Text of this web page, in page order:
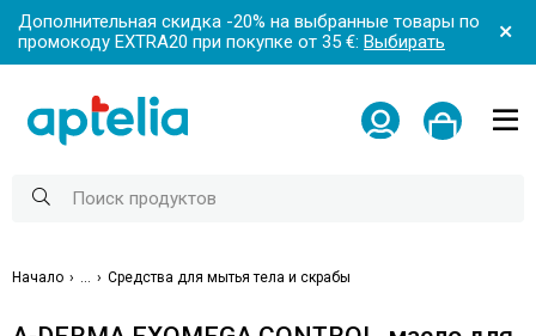
Дополнительная скидка -20% на выбранные товары по
промокоду EXTRA20 при покупке от 35 €: Выбирать
Начало Средства для мытья тела и скрабы